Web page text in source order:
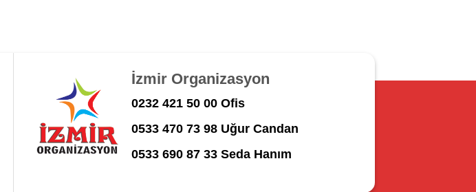
İzmir Organizasyon
0232 421 50 00 Ofis
0533 470 73 98 Uğur Candan
0533 690 87 33 Seda Hanım